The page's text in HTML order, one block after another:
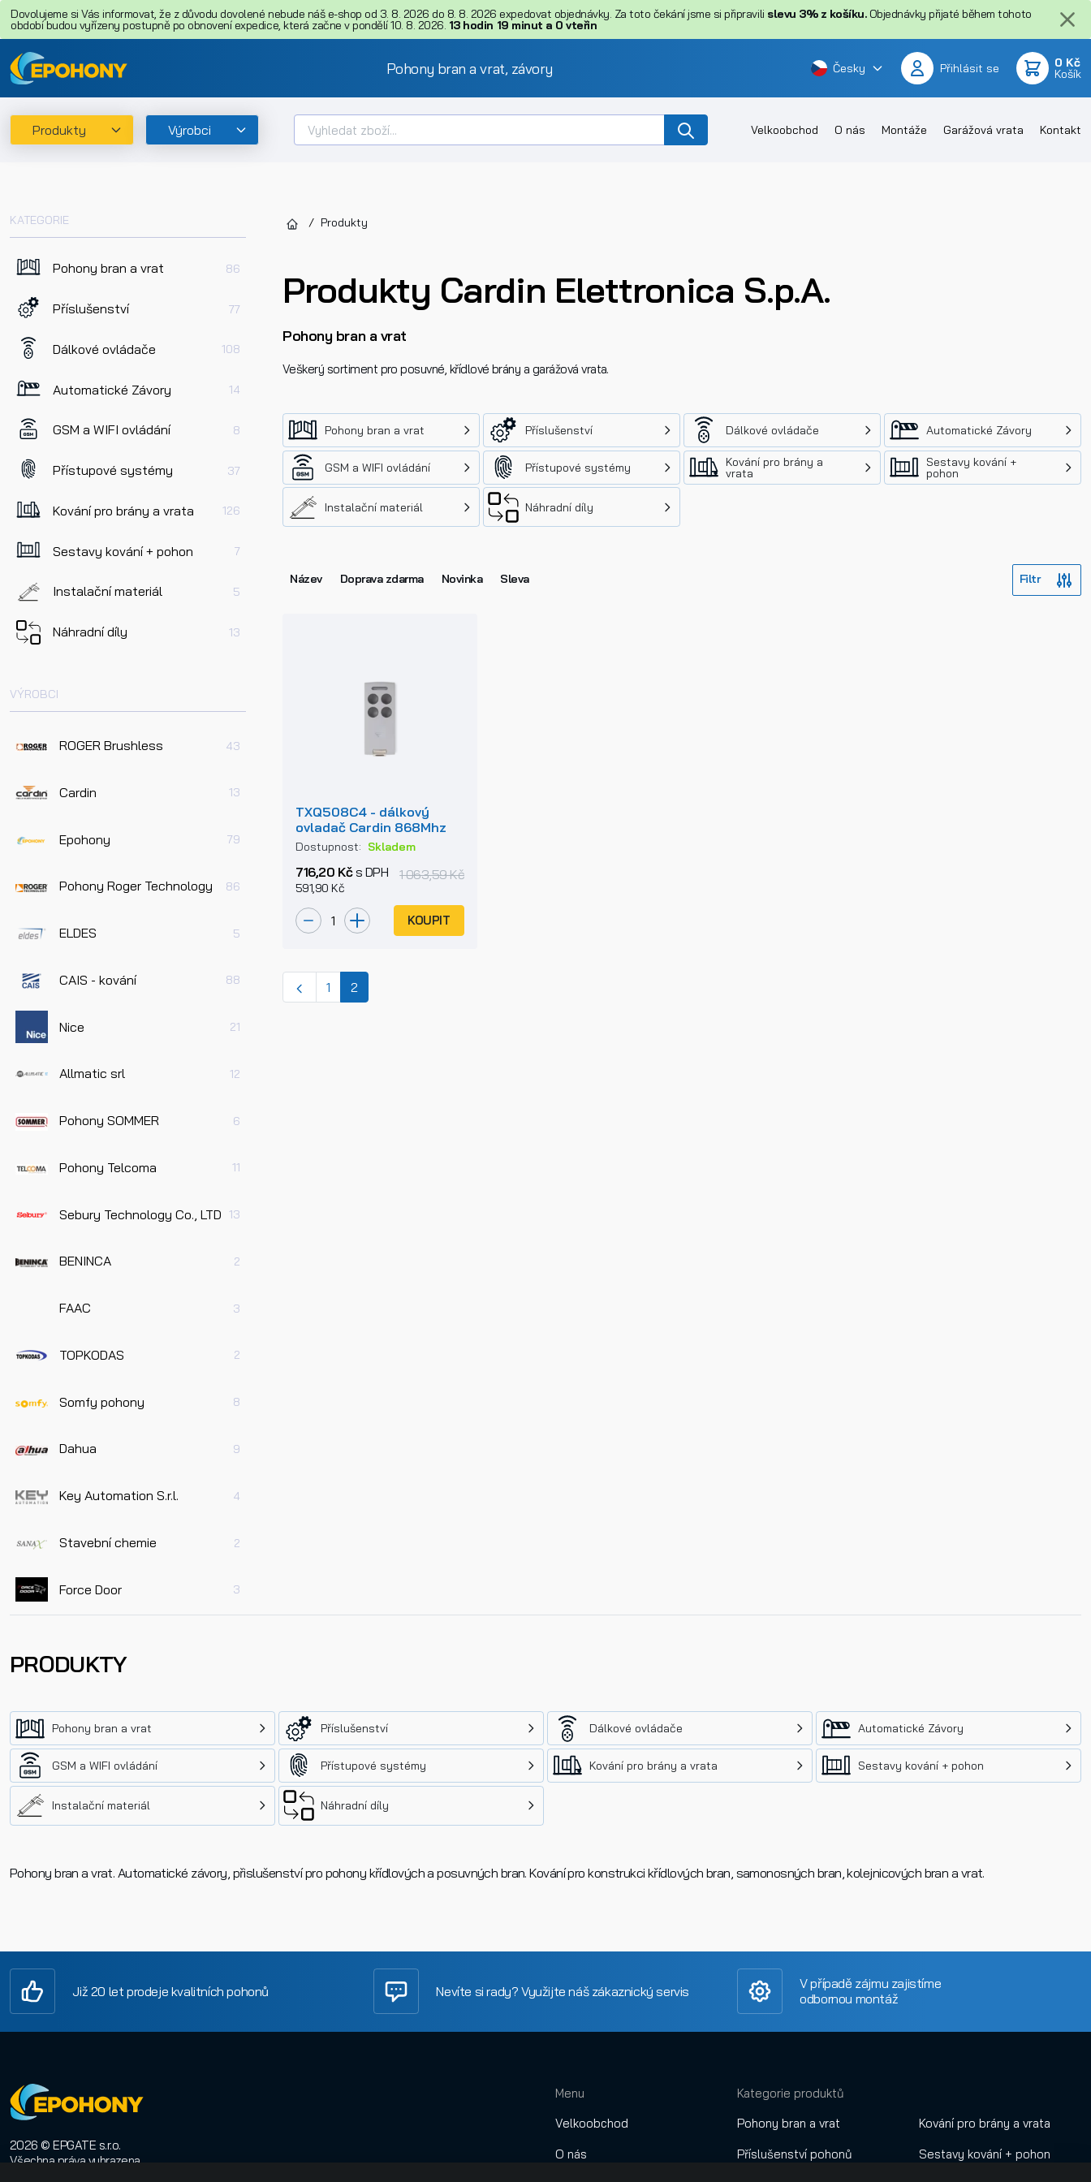
Dovolujeme si Vás informovat, že z důvodu dovolené nebude náš e-shop od 3. 8. 2026 do 8. 8. 2026 expedovat objednávky. Za toto čekání jsme si připravili slevu 3% z košíku.Objednávky přijaté během tohoto
období budou vyřízeny postupně po obnovení expedice, která začne v pondělí 10. 8. 2026. 13 hodin 18 minut a 59vteřin
Pohony bran a vrat, závory Česky Přihlásit se 0 Kč
Košík
Produkty Výrobci Velkoobchod O nás Montáže Garážová vrata Kontakt
KATEGORIE
Pohony bran a vrat 86
Příslušenství 77
Dálkové ovládače 108
Automatické Závory 14
GSM a WIFI ovládání 8
Přístupové systémy 37
Kování pro brány a vrata 126
Sestavy kování + pohon 7
Instalační materiál 5
Náhradní díly 13
VÝROBCI
ROGER Brushless 43
Cardin 13
Epohony 79
Pohony Roger Technology 86
ELDES 5
CAIS - kování 88
Nice 21
Allmatic srl 12
Pohony SOMMER 6
Pohony Telcoma 11
Sebury Technology Co., LTD 13
BENINCA 2
FAAC 3
TOPKODAS 2
Somfy pohony 8
Dahua 9
Key Automation S.r.l. 4
Stavební chemie 2
Force Door 3
Produkty
Produkty Cardin Elettronica S.p.A.
Pohony bran a vrat
Veškerý sortiment pro posuvné, křídlové brány a garážová vrata.
Pohony bran a vrat Příslušenství Dálkové ovládače Automatické Závory
GSM a WIFI ovládání Přístupové systémy Kování pro brány a
vrata
Sestavy kování +
pohon
Instalační materiál Náhradní díly
Název Doprava zdarma Novinka Sleva
TXQ508C4 - dálkový
ovladač Cardin 868Mhz
Dostupnost: Skladem
716,20 Kčs DPH
591,90 Kč
1 063,59 Kč
KOUPIT
1 2
PRODUKTY
Pohony bran a vrat Příslušenství Dálkové ovládače Automatické Závory
GSM a WIFI ovládání Přístupové systémy Kování pro brány a vrata Sestavy kování + pohon
Instalační materiál Náhradní díly
Pohony bran a vrat. Automatické závory, přislušenství pro pohony křídlových a posuvných bran. Kování pro konstrukci křídlových bran, samonosných bran, kolejnicových bran a vrat.
Již 20 let prodeje kvalitních pohonů Nevíte si rady? Využijte náš zákaznický servis
V případě zájmu zajistíme
odbornou montáž
2026 © EPGATE s.r.o.
Všechna práva vyhrazena
Menu
Velkoobchod
O nás
Kategorie produktů
Pohony bran a vrat
Příslušenství pohonů
Kování pro brány a vrata
Sestavy kování + pohon